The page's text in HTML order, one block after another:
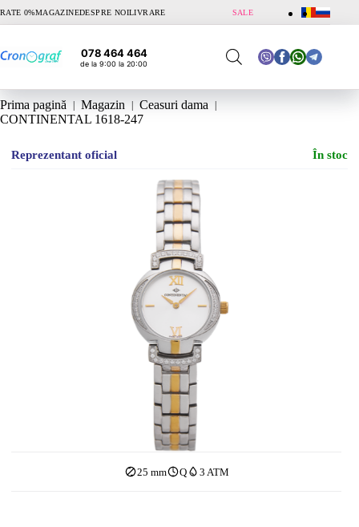
RATE 0%MAGAZINEDESPRE NOILIVRARE SALE
078 464 464
de la 9:00 la 20:00
Prima pagină Magazin
Ceasuri dama
CONTINENTAL 1618-247
Reprezentant oficial În stoc
25 mm Q 3 ATM